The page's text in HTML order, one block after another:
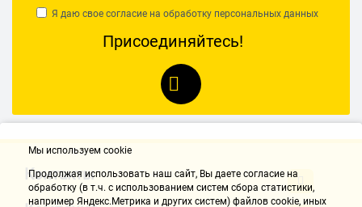
колонок не успел снять)
максимум. а их всё равно еле слышно
проработало несколько месяцев. в один прекрасный день звук
начал искажаться хрипеть, трещать, думал сначала что это
элементарные проверки показали что дело в саббуфере. Вскоре он
совсем перестал работать.
собственно сейчас у меня подключены только колонки, саб стоит
под столом и служит подставкой для ног.
Я даю свое согласие на обработку персональных данных
Присоединяйтесь!
Контакты
Мы используем cookie
Продолжая использовать наш cайт, Вы даете согласие на
обработку (в т.ч. с использованием систем сбора статистики,
например Яндекс.Метрика и других систем) файлов cookie, иных